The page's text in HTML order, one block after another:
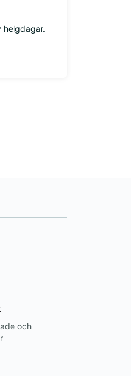
helgdagar.
och